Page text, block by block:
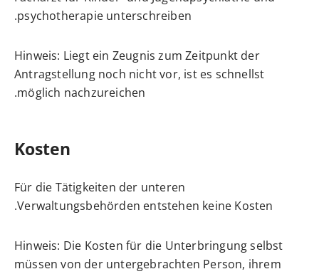
psychotherapie unterschreiben.
Hinweis: Liegt ein Zeugnis zum Zeitpunkt der
Antragstellung noch nicht vor, ist es schnellst
möglich nachzureichen.
Kosten
Für die Tätigkeiten der unteren
Verwaltungsbehörden entstehen keine Kosten.
Hinweis: Die Kosten für die Unterbringung selbst
müssen von der untergebrachten Person, ihrem